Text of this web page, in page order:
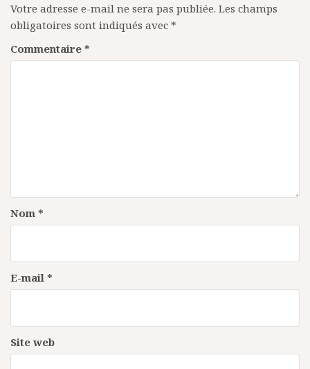
Votre adresse e-mail ne sera pas publiée. Les champs
obligatoires sont indiqués avec *
Commentaire *
Nom *
E-mail *
Site web